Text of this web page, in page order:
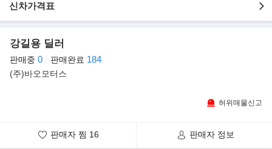
- 고급스러운 블랙 바디
- 깔끔하게 관리된 내/외관 보유
- 옵션으로 후방캠/썬루프/패들쉬프트/열선,전동,메모리 시트 등..
▶벤츠코리아, AMG A35 4매틱 세단 출시
밟았을 때 즉각적인 응답성과 높은 견인력, AMG 특유의 엔진 사운
신차가격표
강길용 딜러
판매중 0 판매완료 184
(주)바오모터스
허위매물신고
판매자 찜 16 판매자 정보